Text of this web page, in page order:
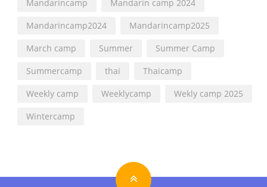
Mandarincamp
Mandarin camp 2024
Mandarincamp2024
Mandarincamp2025
March camp
Summer
Summer Camp
Summercamp
thai
Thaicamp
Weekly camp
Weeklycamp
Wekly camp 2025
Wintercamp